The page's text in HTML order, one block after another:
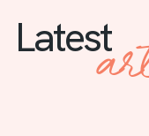
Latest